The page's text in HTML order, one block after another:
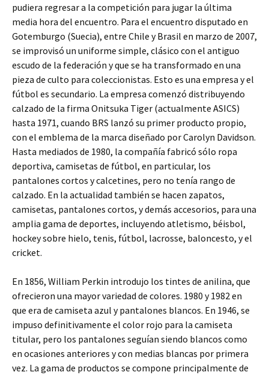
pudiera regresar a la competición para jugar la última
media hora del encuentro. Para el encuentro disputado en
Gotemburgo (Suecia), entre Chile y Brasil en marzo de 2007,
se improvisó un uniforme simple, clásico con el antiguo
escudo de la federación y que se ha transformado en una
pieza de culto para coleccionistas. Esto es una empresa y el
fútbol es secundario. La empresa comenzó distribuyendo
calzado de la firma Onitsuka Tiger (actualmente ASICS)
hasta 1971, cuando BRS lanzó su primer producto propio,
con el emblema de la marca diseñado por Carolyn Davidson.
Hasta mediados de 1980, la compañía fabricó sólo ropa
deportiva, camisetas de fútbol, en particular, los
pantalones cortos y calcetines, pero no tenía rango de
calzado. En la actualidad también se hacen zapatos,
camisetas, pantalones cortos, y demás accesorios, para una
amplia gama de deportes, incluyendo atletismo, béisbol,
hockey sobre hielo, tenis, fútbol, lacrosse, baloncesto, y el
cricket.
En 1856, William Perkin introdujo los tintes de anilina, que
ofrecieron una mayor variedad de colores. 1980 y 1982 en
que era de camiseta azul y pantalones blancos. En 1946, se
impuso definitivamente el color rojo para la camiseta
titular, pero los pantalones seguían siendo blancos como
en ocasiones anteriores y con medias blancas por primera
vez. La gama de productos se compone principalmente de